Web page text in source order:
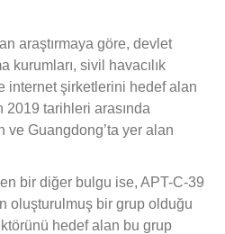
araştırmaya göre, devlet
kurumları, sivil havacılık
internet şirketlerini hedef alan
tarihleri arasında
Guangdong’ta yer alan
bir diğer bulgu ise, APT-C-39
oluşturulmuş bir grup olduğu
hedef alan bu grup